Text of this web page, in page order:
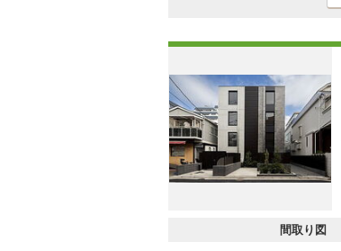
間取り図